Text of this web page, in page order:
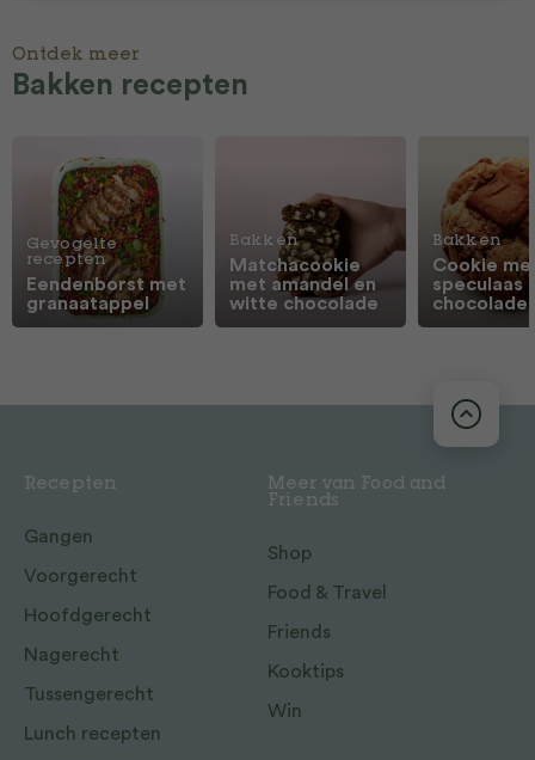
Ontdek meer
Bakken recepten
Gevogelte
recepten
Eendenborst met
granaatappel
Bakken
Matchacookie
met amandel en
witte chocolade
Bakken
Cookie
speculaas
chocolade
Recepten
Gangen
Voorgerecht
Hoofdgerecht
Nagerecht
Tussengerecht
Lunch recepten
Meer van Food and
Friends
Shop
Food & Travel
Friends
Kooktips
Win